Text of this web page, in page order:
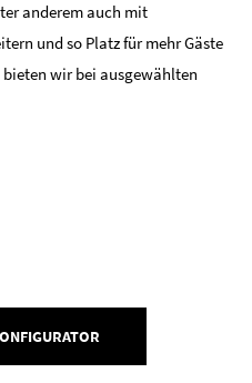
anderem auch mit
und so Platz für mehr Gäste
wir bei ausgewählten